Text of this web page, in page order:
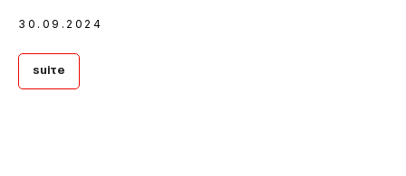
30.09.2024
Suite